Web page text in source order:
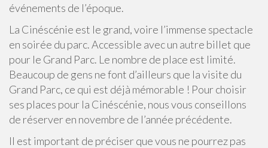
événements de l’époque.
La Cinéscénie est le grand, voire l’immense spectacle
en soirée du parc. Accessible avec un autre billet que
pour le Grand Parc. Le nombre de place est limité.
Beaucoup de gens ne font d’ailleurs que la visite du
Grand Parc, ce qui est déjà mémorable ! Pour choisir
ses places pour la Cinéscénie, nous vous conseillons
de réserver en novembre de l’année précédente.
Il est important de préciser que vous ne pourrez pas